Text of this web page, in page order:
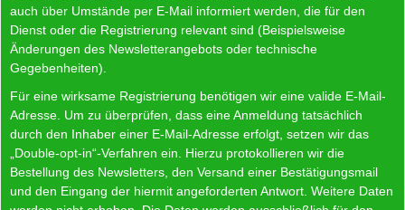
auch über Umstände per E-Mail informiert werden, die für den
Dienst oder die Registrierung relevant sind (Beispielsweise
Änderungen des Newsletterangebots oder technische
Gegebenheiten).
Für eine wirksame Registrierung benötigen wir eine valide E-Mail-
Adresse. Um zu überprüfen, dass eine Anmeldung tatsächlich
durch den Inhaber einer E-Mail-Adresse erfolgt, setzen wir das
„Double-opt-in“-Verfahren ein. Hierzu protokollieren wir die
Bestellung des Newsletters, den Versand einer Bestätigungsmail
und den Eingang der hiermit angeforderten Antwort. Weitere Daten